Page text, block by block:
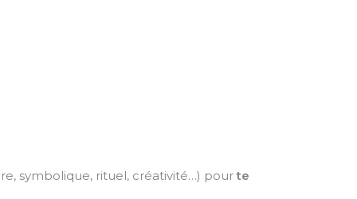
symbolique, rituel, créativité…) pourte